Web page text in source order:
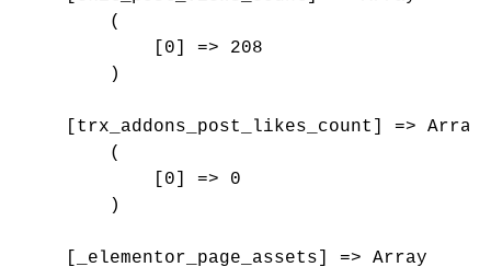
        (
            [0] => 208
        )
    [trx_addons_post_likes_count] => Array
        (
            [0] => 0
        )
    [_elementor_page_assets] => Array